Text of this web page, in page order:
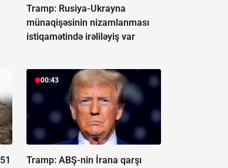
Tramp: Rusiya-Ukrayna
münaqişəsinin nizamlanması
istiqamətində irəliləyiş var
00:43
Tramp: ABŞ-nin İrana qarşı